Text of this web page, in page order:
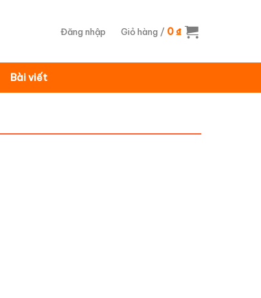
Đăng nhập Giỏ hàng / 0₫
Bài viết